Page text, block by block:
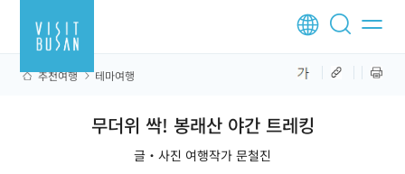
추천여행 테마여행
무더위 싹! 봉래산 야간 트레킹
글‧사진 여행작가 문철진